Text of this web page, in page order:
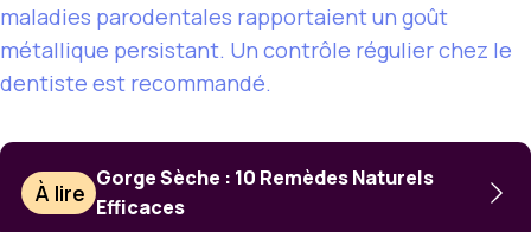
maladies parodentales rapportaient un goût
métallique persistant. Un contrôle régulier chez le
dentiste est recommandé.
À lire
Gorge Sèche : 10 Remèdes Naturels
Efficaces